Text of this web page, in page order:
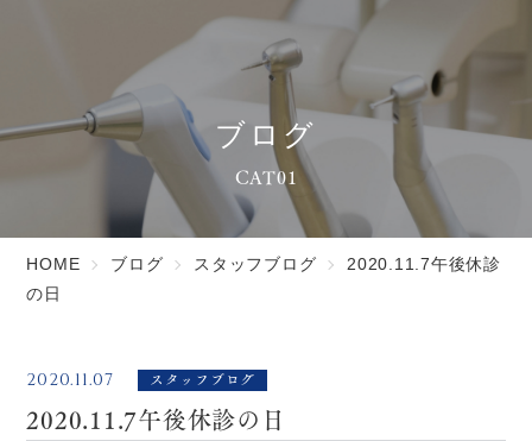
ブログ
CAT01
HOME ブログ スタッフブログ
2020.11.7午後休診
の日
2020.11.07 スタッフブログ
2020.11.7午後休診の日